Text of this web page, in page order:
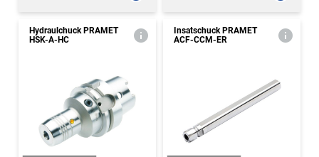
Hydraulchuck PRAMET
HSK-A-HC
Insatschuck PRAMET
ACF-CCM-ER